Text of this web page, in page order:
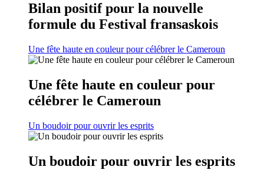
Bilan positif pour la nouvelle
formule du Festival fransaskois
Une fête haute en couleur pour célébrer le Cameroun
Une fête haute en couleur pour
célébrer le Cameroun
Un boudoir pour ouvrir les esprits
Un boudoir pour ouvrir les esprits